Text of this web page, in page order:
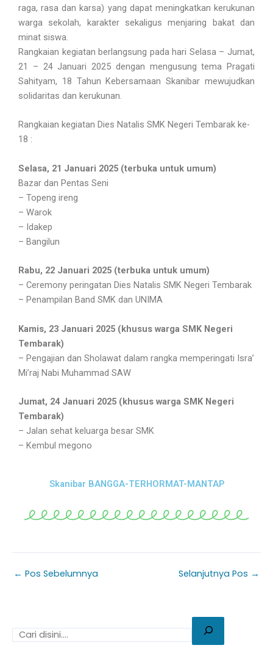
raga, rasa dan karsa) yang dapat meningkatkan kerukunan
warga sekolah, karakter sekaligus menjaring bakat dan
minat siswa.
Rangkaian kegiatan berlangsung pada hari Selasa – Jumat,
21 – 24 Januari 2025 dengan mengusung tema Pragati
Sahityam, 18 Tahun Kebersamaan Skanibar mewujudkan
solidaritas dan kerukunan.
Rangkaian kegiatan Dies Natalis SMK Negeri Tembarak ke-
18 :
Selasa, 21 Januari 2025 (terbuka untuk umum)
Bazar dan Pentas Seni
– Topeng ireng
– Warok
– Idakep
– Bangilun
Rabu, 22 Januari 2025 (terbuka untuk umum)
– Ceremony peringatan Dies Natalis SMK Negeri Tembarak
– Penampilan Band SMK dan UNIMA
Kamis, 23 Januari 2025 (khusus warga SMK Negeri
Tembarak)
– Pengajian dan Sholawat dalam rangka memperingati Isra’
Mi’raj Nabi Muhammad SAW
Jumat, 24 Januari 2025 (khusus warga SMK Negeri
Tembarak)
– Jalan sehat keluarga besar SMK
– Kembul megono
Skanibar BANGGA-TERHORMAT-MANTAP
← Pos Sebelumnya Selanjutnya Pos →